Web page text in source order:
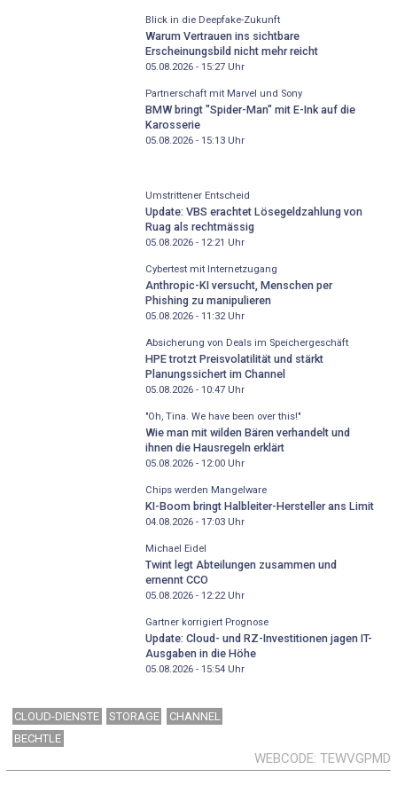
Blick in die Deepfake-Zukunft
Warum Vertrauen ins sichtbare
Erscheinungsbild nicht mehr reicht
05.08.2026 - 15:27Uhr
Partnerschaft mit Marvel und Sony
BMW bringt "Spider-Man" mit E-Ink auf die
Karosserie
05.08.2026 - 15:13Uhr
Umstrittener Entscheid
Update: VBS erachtet Lösegeldzahlung von
Ruag als rechtmässig
05.08.2026 - 12:21 Uhr
Cybertest mit Internetzugang
Anthropic-KI versucht, Menschen per
Phishing zu manipulieren
05.08.2026 - 11:32Uhr
Absicherung von Deals im Speichergeschäft
HPE trotzt Preisvolatilität und stärkt
Planungssichert im Channel
05.08.2026 - 10:47Uhr
"Oh, Tina. We have been over this!"
Wie man mit wilden Bären verhandelt und
ihnen die Hausregeln erklärt
05.08.2026 - 12:00Uhr
Chips werden Mangelware
KI-Boom bringt Halbleiter-Hersteller ans Limit
04.08.2026 - 17:03Uhr
Michael Eidel
Twint legt Abteilungen zusammen und
ernennt CCO
05.08.2026 - 12:22Uhr
Gartner korrigiert Prognose
Update: Cloud- und RZ-Investitionen jagen IT-
Ausgaben in die Höhe
05.08.2026 - 15:54Uhr
CLOUD-DIENSTE STORAGE
CHANNEL
BECHTLE
WEBCODE TEWVGPMD